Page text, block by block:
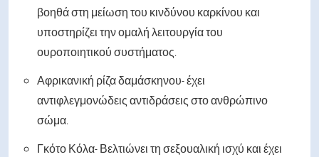
βοηθά στη μείωση του κινδύνου καρκίνου και
υποστηρίζει την ομαλή λειτουργία του
ουροποιητικού συστήματος.
Αφρικανική ρίζα δαμάσκηνου- έχει
αντιφλεγμονώδεις αντιδράσεις στο ανθρώπινο
σώμα.
Γκότο Κόλα- Βελτιώνει τη σεξουαλική ισχύ και έχει